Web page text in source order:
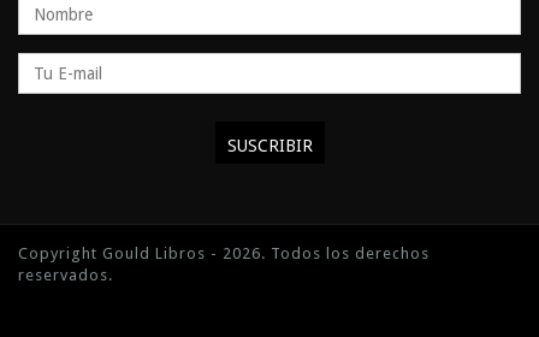
Copyright Gould Libros - 2026. Todos los derechos
reservados.